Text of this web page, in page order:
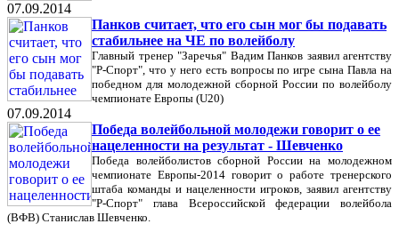
07.09.2014
Панков считает, что его сын мог бы подавать
стабильнее на ЧЕ по волейболу
Главный тренер "Заречья" Вадим Панков заявил агентству
"Р-Спорт", что у него есть вопросы по игре сына Павла на
победном для молодежной сборной России по волейболу
чемпионате Европы (U20)
07.09.2014
Победа волейбольной молодежи говорит о ее
нацеленности на результат - Шевченко
Победа волейболистов сборной России на молодежном
чемпионате Европы-2014 говорит о работе тренерского
штаба команды и нацеленности игроков, заявил агентству
"Р-Спорт" глава Всероссийской федерации волейбола
(ВФВ) Станислав Шевченко.